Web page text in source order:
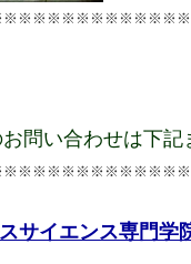
問い合わせは下記
サイエンス専門学